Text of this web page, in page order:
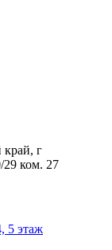
край, г
29 ком. 27
5 этаж